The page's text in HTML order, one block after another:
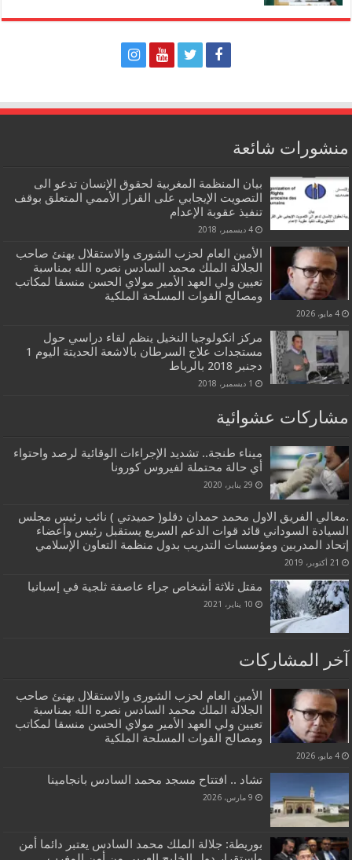
منشورات شائعة
بيان المنظمة المغربية لحقوق الإنسان تدعو الى
التصويت الإيجابي على القرار الأممي المتعلق بوقف
تنفيذ عقوبة الإعدام
4 ديسمبر، 2018
الأمين العام لحزب الشورى والاستقلال يهنئ صاحب
الجلالة الملك محمد السادس نصره الله بمناسبة
تعيين ولي العهد الأمير مولاي الحسن منسقا لمكاتب
ومصالح القوات المسلحة الملكية
4 مايو، 2026
مركز انكولوجيا النخيل ينظم لقاء دراسي حول
مستجدات علاج السرطان بالاشعة الحديتة اليوم 1
دجنبر 2018 بالرباط
1 ديسمبر، 2018
مشاركات عشوائية
ميناء طنجة.. تشديد الإجراءات الوقائية لرصد واحتواء
أي حالة محتملة لفيروس كورونا
29 يناير، 2020
.معالي الفريق الاول محمد حمدان دقلو( حميدتي ) نائب رئيس مجلس
السيادة السوداني قائد قوات الدعم السريع يستقبل رئيس وأعضاء
إتحاد المدربين ومؤسسات التدريب بدول منظمة التعاون الإسلامي
21 أكتوبر، 2019
مقتل ثلاثة أشخاص جراء عاصفة ثلجية في إسبانيا
10 يناير، 2021
آخر المشاركات
الأمين العام لحزب الشورى والاستقلال يهنئ صاحب
الجلالة الملك محمد السادس نصره الله بمناسبة
تعيين ولي العهد الأمير مولاي الحسن منسقا لمكاتب
ومصالح القوات المسلحة الملكية
4 مايو، 2026
تشاد .. افتتاح مسجد محمد السادس بانجامينا
9 مارس، 2026
بوريطة: جلالة الملك محمد السادس يعتبر دائما أمن